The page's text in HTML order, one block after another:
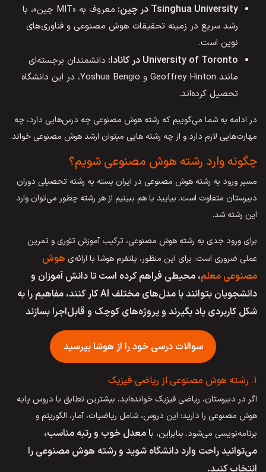
Tsinghua University در چین:
معروف به «MIT چین»، با
رشد سریع در زمینه تحقیقات هوش مصنوعی و فناوری‌های
نوین است.
University of Toronto در کانادا:
دانشمندان برجسته‌ای
مانند Geoffrey Hinton و Yoshua Bengio، در این دانشگاه
تحصیل کرده‌اند.
در ادامه به شما می‌گوییم که رشته هوش مصنوعی چه درس‌هایی دارد، چه
مهارت‌هایی لازم دارد و از چه رشته هایی میتوان ارشد هوش مصنوعی خواند.
چگونه وارد رشته هوش مصنوعی شویم؟
مسیر ورود به رشته هوش مصنوعی در ایران بسته به رشته تحصیلی دوران
دبیرستان متفاوت است. بیایید با هم ببینیم از هر رشته چطور می‌توان وارد
این رشته شد.
برای ورود جدی به رشته هوش مصنوعی، ترکیب آموزش تئوری و تمرین
عملی ضروری است. برای این منظور، پلتفرم هوشا با ارائه‌ی هوش
مصنوعی معلم، محیطی فراهم کرده است تا دانش آموزان و
دانشجویان بتوانند با مدل‌های مختلف AI کار کنند، مفاهیم را به
شکل کاربردی یاد بگیرند و پروژه‌های کوچک و قابل‌اجرا بسازند
سوالات درسی خود را از هوشا بپرسید
۱. رشته هوش مصنوعی از ریاضی‑فیزیک
اگر در دبیرستان، ریاضی فیزیک خوانده‌اید، بیشترین تطابق با دروس پایه
هوش مصنوعی را دارید: این دروس، شامل ریاضیات، آمار، الگوریتم و
برنامه‌نویسی می‌شود. بنابراین، با معدل خوب و رتبه مناسب،
می‌توانید راحت وارد دانشگاه شوید و رشته هوش مصنوعی را